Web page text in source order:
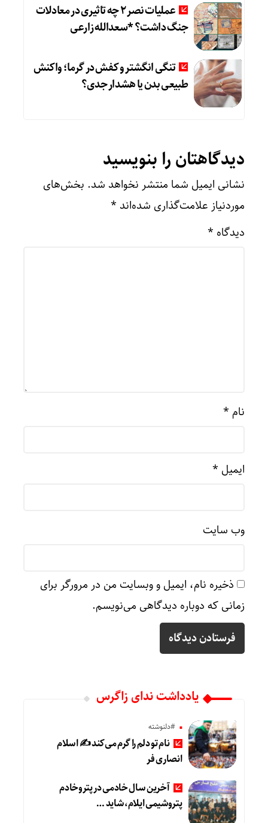
عملیات نصر ۲ چه تاثیری در معادلات
جنگ داشت؟ *سعدالله زارعی
تنگی انگشتر و کفش در گرما؛ واکنش
طبیعی بدن یا هشدار جدی؟
دیدگاهتان را بنویسید
نشانی ایمیل شما منتشر نخواهد شد. بخش‌های
موردنیاز علامت‌گذاری شده‌اند *
دیدگاه *
نام *
ایمیل *
وب‌ سایت
ذخیره نام، ایمیل و وبسایت من در مرورگر برای
زمانی که دوباره دیدگاهی می‌نویسم.
یادداشت ندای زاگرس
#دلنوشته
نام تو دلم را گرم می‌کند ✍️ اسلام
انصاری فر
آخرین سال خادمی در پتروخادم
پتروشیمی ایلام، شاید …